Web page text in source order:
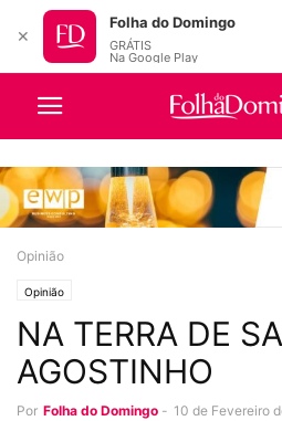
Opinião
Opinião
NA TERRA DE
AGOSTINHO
Por Folha do Domingo - 10 de Fevereiro
✕
Folha do Domingo
GRÁTIS
Na Google Play